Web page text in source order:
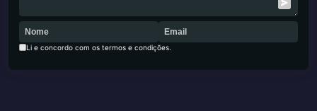
Li e concordo com os termos e condições.